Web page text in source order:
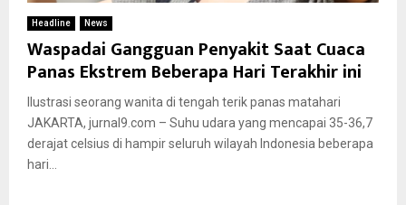
Headline News
Waspadai Gangguan Penyakit Saat Cuaca
Panas Ekstrem Beberapa Hari Terakhir ini
Ilustrasi seorang wanita di tengah terik panas matahari
JAKARTA, jurnal9.com – Suhu udara yang mencapai 35-36,7
derajat celsius di hampir seluruh wilayah Indonesia beberapa
hari...